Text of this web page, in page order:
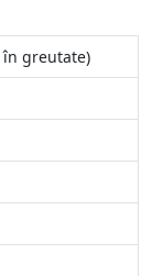
în greutate)